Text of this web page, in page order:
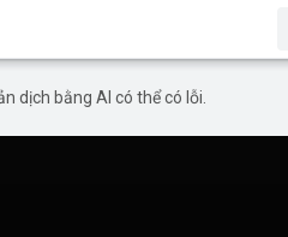
dịch bằng AI có thể có lỗi.